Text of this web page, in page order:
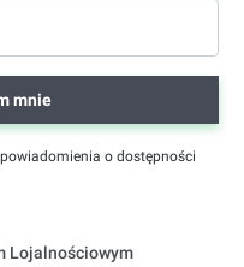
mnie
powiadomienia o dostępności
Lojalnościowym